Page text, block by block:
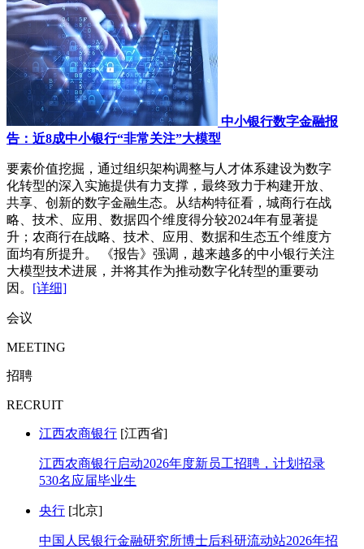
中小银行数字金融报
告：近8成中小银行“非常关注”大模型
要素价值挖掘，通过组织架构调整与人才体系建设为数字
化转型的深入实施提供有力支撑，最终致力于构建开放、
共享、创新的数字金融生态。从结构特征看，城商行在战
略、技术、应用、数据四个维度得分较2024年有显著提
升；农商行在战略、技术、应用、数据和生态五个维度方
面均有所提升。 《报告》强调，越来越多的中小银行关注
大模型技术进展，并将其作为推动数字化转型的重要动
因。 [详细]
会议
MEETING
招聘
RECRUIT
江西农商银行 [江西省]
江西农商银行启动2026年度新员工招聘，计划招录
530名应届毕业生
央行 [北京]
中国人民银行金融研究所博士后科研流动站2026年招